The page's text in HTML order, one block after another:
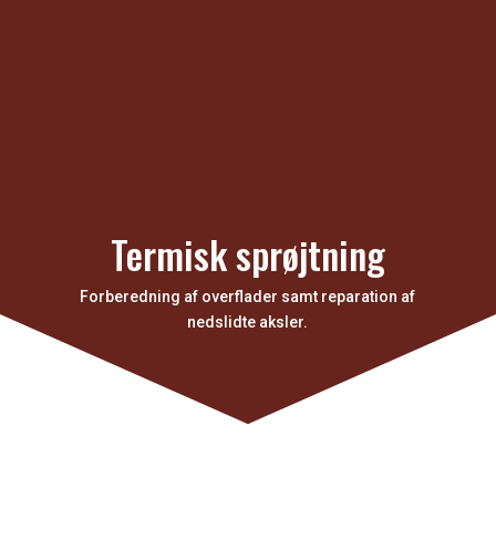
Termisk sprøjtning
Forberedning af overflader samt reparation af
nedslidte aksler.